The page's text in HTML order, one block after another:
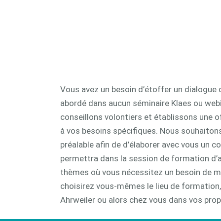
Vous avez un besoin d’étoffer un dialogue
abordé dans aucun séminaire Klaes ou
conseillons volontiers et établissons une
à vos besoins spécifiques. Nous
préalable afin de d’élaborer avec vous un
permettra dans la session de formation
thèmes où vous nécessitez un besoin de
choisirez vous-mêmes le lieu de
Ahrweiler ou alors chez vous dans vos